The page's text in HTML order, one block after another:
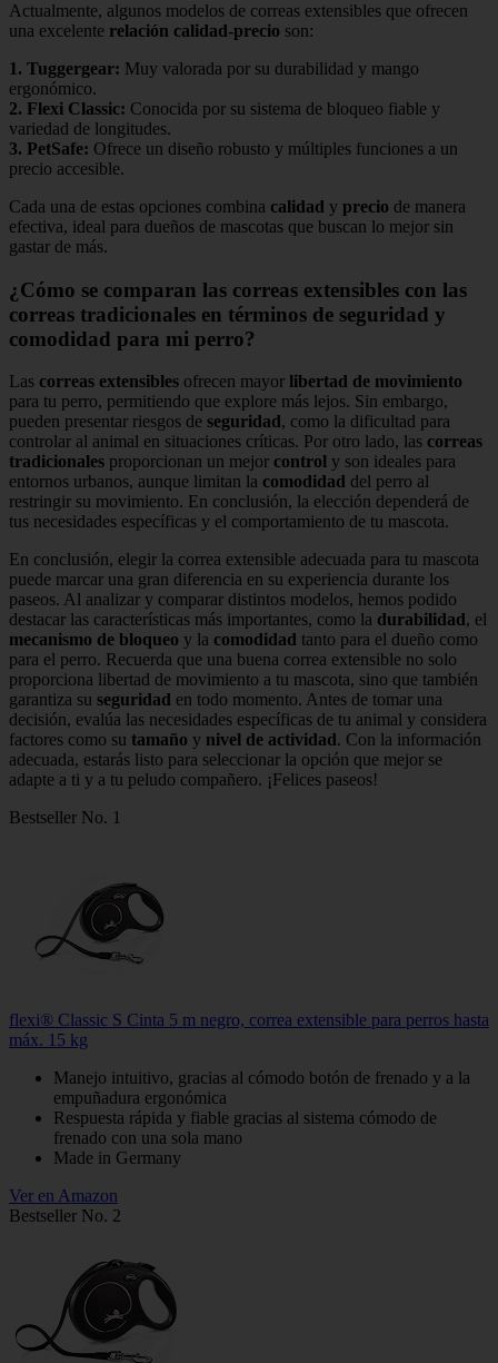
Actualmente, algunos modelos de correas extensibles que ofrecen
una excelente relación calidad-precio son:
1. Tuggergear: Muy valorada por su durabilidad y mango
ergonómico.
2. Flexi Classic: Conocida por su sistema de bloqueo fiable y
variedad de longitudes.
3. PetSafe: Ofrece un diseño robusto y múltiples funciones a un
precio accesible.
Cada una de estas opciones combina calidad y precio de manera
efectiva, ideal para dueños de mascotas que buscan lo mejor sin
gastar de más.
¿Cómo se comparan las correas extensibles con las
correas tradicionales en términos de seguridad y
comodidad para mi perro?
Las correas extensibles ofrecen mayor libertad de movimiento
para tu perro, permitiendo que explore más lejos. Sin embargo,
pueden presentar riesgos de seguridad , como la dificultad para
controlar al animal en situaciones críticas. Por otro lado, las correas
tradicionales proporcionan un mejor control y son ideales para
entornos urbanos, aunque limitan la comodidad del perro al
restringir su movimiento. En conclusión, la elección dependerá de
tus necesidades específicas y el comportamiento de tu mascota.
En conclusión, elegir la correa extensible adecuada para tu mascota
puede marcar una gran diferencia en su experiencia durante los
paseos. Al analizar y comparar distintos modelos, hemos podido
destacar las características más importantes, como la durabilidad , el
mecanismo de bloqueo y la comodidad tanto para el dueño como
para el perro. Recuerda que una buena correa extensible no solo
proporciona libertad de movimiento a tu mascota, sino que también
garantiza su seguridad en todo momento. Antes de tomar una
decisión, evalúa las necesidades específicas de tu animal y considera
factores como su tamaño y nivel de actividad . Con la información
adecuada, estarás listo para seleccionar la opción que mejor se
adapte a ti y a tu peludo compañero. ¡Felices paseos!
Bestseller No. 1
flexi® Classic S Cinta 5 m negro, correa extensible para perros hasta
máx. 15 kg
Manejo intuitivo, gracias al cómodo botón de frenado y a la
empuñadura ergonómica
Respuesta rápida y fiable gracias al sistema cómodo de
frenado con una sola mano
Made in Germany
Ver en Amazon
Bestseller No. 2